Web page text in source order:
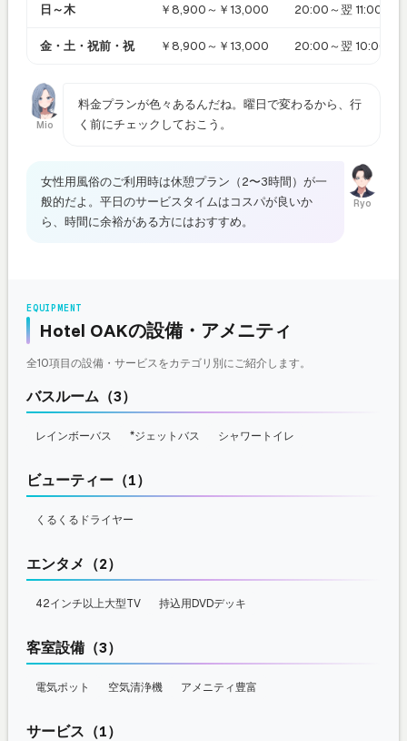
日～木 ￥8,900～￥13,000 20:00～翌 11:00の
金・土・祝前・祝 ￥8,900～￥13,000 20:00～翌 10:00の
Mio
料金プランが色々あるんだね。曜日で変わるから、行
く前にチェックしておこう。
Ryo
女性用風俗のご利用時は休憩プラン（2〜3時間）が一
般的だよ。平日のサービスタイムはコスパが良いか
ら、時間に余裕がある方にはおすすめ。
EQUIPMENT
Hotel OAKの設備・アメニティ
全10項目の設備・サービスをカテゴリ別にご紹介します。
バスルーム（3）
レインボーバス *ジェットバス シャワートイレ
ビューティー（1）
くるくるドライヤー
エンタメ（2）
42インチ以上大型TV 持込用DVDデッキ
客室設備（3）
電気ポット 空気清浄機 アメニティ豊富
サービス（1）